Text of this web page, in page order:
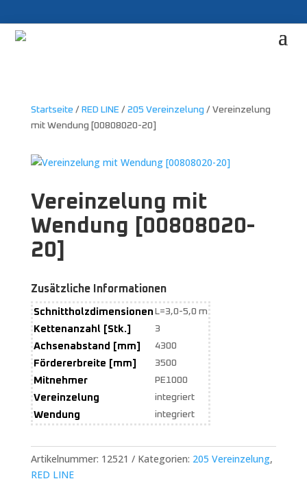
Startseite / RED LINE / 205 Vereinzelung / Vereinzelung
mit Wendung [00808020-20]
Vereinzelung mit
Wendung [00808020-
20]
Zusätzliche Informationen
Schnittholzdimensionen L=3,0-5,0 m
Kettenanzahl [Stk.] 3
Achsenabstand [mm] 4300
Fördererbreite [mm] 3500
Mitnehmer PE1000
Vereinzelung integriert
Wendung integriert
Artikelnummer: 12521 Kategorien: 205 Vereinzelung,
RED LINE